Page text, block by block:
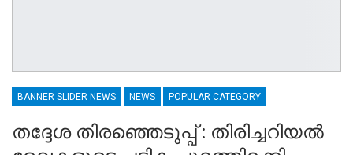
BANNER SLIDER NEWS NEWS POPULAR CATEGORY
തദ്ദേശ തിരഞ്ഞെടുപ്പ് : തിരിച്ചറിയല്‍